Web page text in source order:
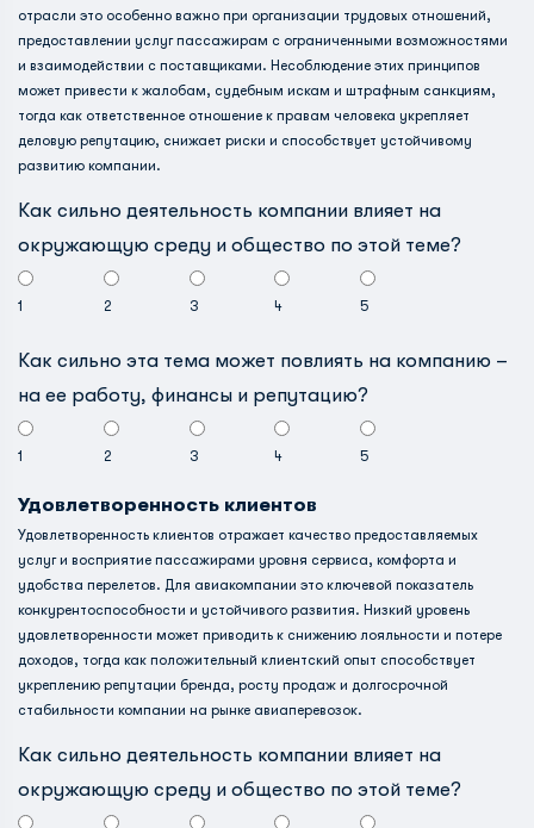
отрасли это особенно важно при организации трудовых отношений,
предоставлении услуг пассажирам с ограниченными возможностями
и взаимодействии с поставщиками. Несоблюдение этих принципов
может привести к жалобам, судебным искам и штрафным санкциям,
тогда как ответственное отношение к правам человека укрепляет
деловую репутацию, снижает риски и способствует устойчивому
развитию компании.
Как сильно деятельность компании влияет на
окружающую среду и общество по этой теме?
1 2 3 4 5
Как сильно эта тема может повлиять на компанию –
на ее работу, финансы и репутацию?
1 2 3 4 5
Удовлетворенность клиентов
Удовлетворенность клиентов отражает качество предоставляемых
услуг и восприятие пассажирами уровня сервиса, комфорта и
удобства перелетов. Для авиакомпании это ключевой показатель
конкурентоспособности и устойчивого развития. Низкий уровень
удовлетворенности может приводить к снижению лояльности и потере
доходов, тогда как положительный клиентский опыт способствует
укреплению репутации бренда, росту продаж и долгосрочной
стабильности компании на рынке авиаперевозок.
Как сильно деятельность компании влияет на
окружающую среду и общество по этой теме?